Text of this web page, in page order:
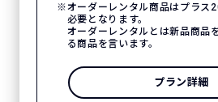
オーダーレンタル商品はプラス
必要となります。
オーダーレンタルとは新品商品
る商品を言います。
プラン詳細